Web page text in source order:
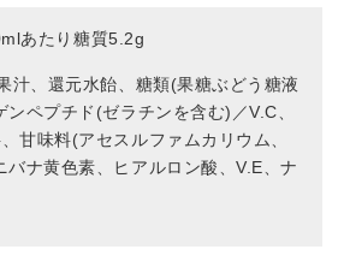
あたり糖質5.2g
汁、還元水飴、糖類(果糖ぶどう糖液
ペプチド(ゼラチンを含む)／V.C、
甘味料(アセスルファムカリウム、
バナ黄色素、ヒアルロン酸、V.E、ナ